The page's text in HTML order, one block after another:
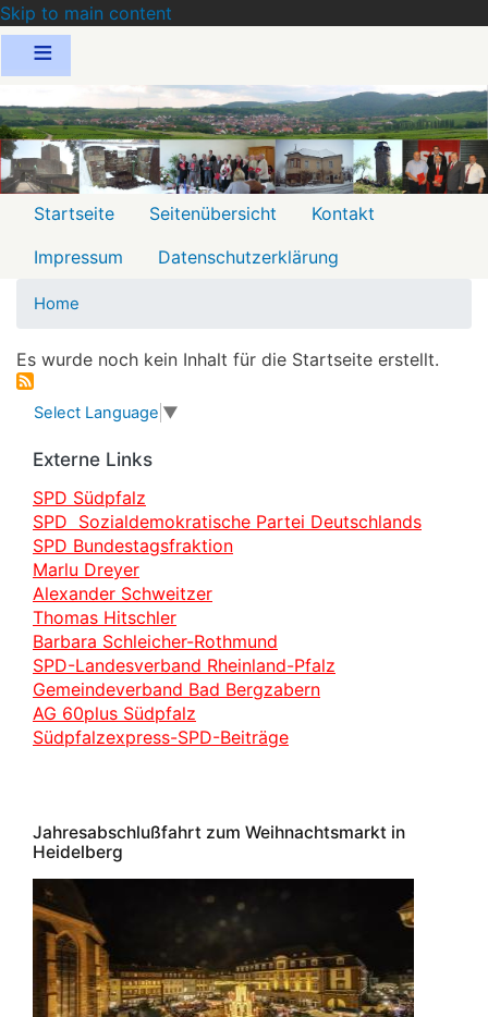
Skip to main content
Menu
Startseite Seitenübersicht
Kontakt
Impressum
Datenschutzerklärung
Home
Es wurde noch kein Inhalt für die Startseite erstellt.
Select Language ▼
Externe Links
SPD Südpfalz
SPD Sozialdemokratische Partei Deutschlands
SPD Bundestagsfraktion
Marlu Dreyer
Alexander Schweitzer
Thomas Hitschler
Barbara Schleicher-Rothmund
SPD-Landesverband Rheinland-Pfalz
Gemeindeverband Bad Bergzabern
AG 60plus Südpfalz
Südpfalzexpress-SPD-Beiträge
Jahresabschlußfahrt zum Weihnachtsmarkt in
Heidelberg